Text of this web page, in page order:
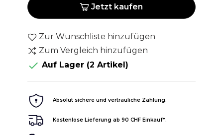
Jetzt kaufen
Zur Wunschliste hinzufügen
Zum Vergleich hinzufügen
 Auf Lager (2 Artikel)
Absolut sichere und vertrauliche Zahlung.
Kostenlose Lieferung ab 90 CHF Einkauf*.